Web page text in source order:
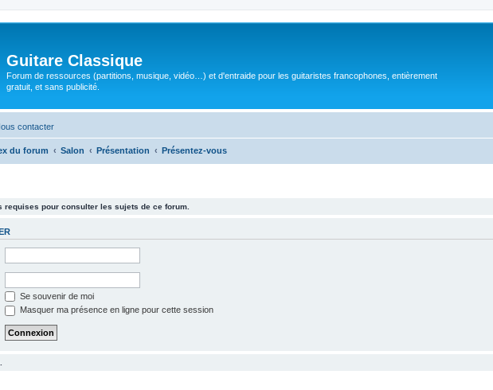
Guitare Classique
Forum de ressources (partitions, musique, vidéo…) et d'entraide pour les guitaristes francophones, entièrement
gratuit, et sans publicité.
contacter
du forum Salon Présentation Présentez-vous
requises pour consulter les sujets de ce forum.
Se souvenir de moi
Masquer ma présence en ligne pour cette session